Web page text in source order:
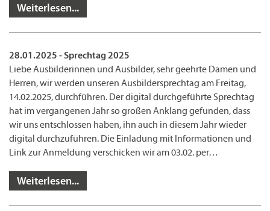
Weiterlesen...
28.01.2025 - Sprechtag 2025
Liebe Ausbilderinnen und Ausbilder, sehr geehrte Damen und
Herren, wir werden unseren Ausbildersprechtag am Freitag,
14.02.2025, durchführen. Der digital durchgeführte Sprechtag
hat im vergangenen Jahr so großen Anklang gefunden, dass
wir uns entschlossen haben, ihn auch in diesem Jahr wieder
digital durchzuführen. Die Einladung mit Informationen und
Link zur Anmeldung verschicken wir am 03.02. per…
Weiterlesen...